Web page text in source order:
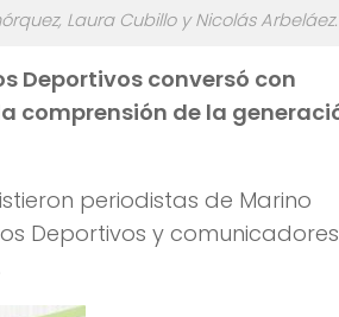
Laura Cubillo y Nicolás Arbeláez.
Deportivos conversó con
comprensión de la
periodistas de Marino
Deportivos y comunicadores